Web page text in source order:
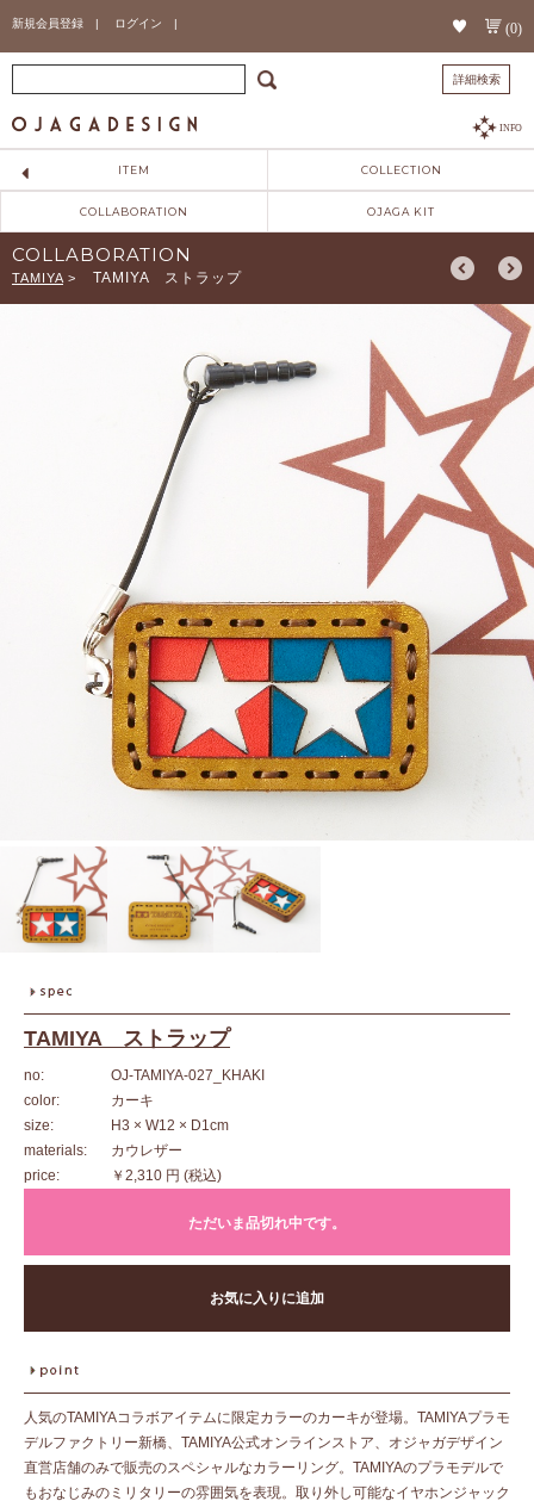
新規会員登録 | ログイン | (0)
詳細検索
INFO
ITEM COLLECTION
COLLABORATION OJAGA KIT
COLLABORATION
TAMIYA > TAMIYA ストラップ
TAMIYA ストラップ
no:
OJ-TAMIYA-027_KHAKI
color:
カーキ
size:
H3 × W12 × D1cm
materials:
カウレザー
price:
￥2,310 円 (税込)
ただいま品切れ中です。
お気に入りに追加
人気のTAMIYAコラボアイテムに限定カラーのカーキが登場。TAMIYAプラモ
デルファクトリー新橋、TAMIYA公式オンラインストア、オジャガデザイン
直営店舗のみで販売のスペシャルなカラーリング。TAMIYAのプラモデルで
もおなじみのミリタリーの雰囲気を表現。取り外し可能なイヤホンジャック